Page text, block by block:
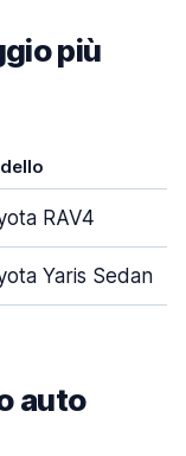
più
RAV4
Yaris Sedan
auto